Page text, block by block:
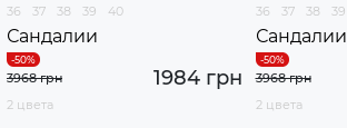
36 37 38 39 40
Сандалии
1984 грн
3968 грн
2 цвета
36 37 38 39
Сандалии
3968 грн
2 цвета